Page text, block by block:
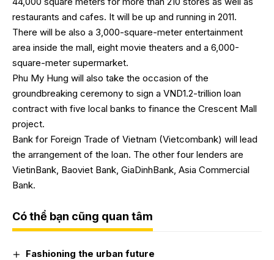
restaurants and cafes. It will be up and running in 2011.
There will be also a 3,000-square-meter entertainment
area inside the mall, eight movie theaters and a 6,000-
square-meter supermarket.
Phu My Hung will also take the occasion of the
groundbreaking ceremony to sign a VND1.2-trillion loan
contract with five local banks to finance the Crescent Mall
project.
Bank for Foreign Trade of Vietnam (Vietcombank) will lead
the arrangement of the loan. The other four lenders are
VietinBank, Baoviet Bank, GiaDinhBank, Asia Commercial
Bank.
Có thể bạn cũng quan tâm
Fashioning the urban future